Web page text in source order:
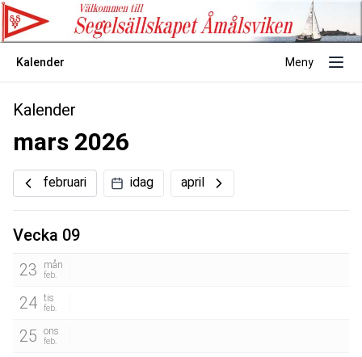
Kalender Meny
Kalender
mars 2026
februari idag april
Vecka 09
23
mån
feb.
24 tis
feb.
25 ons
feb.